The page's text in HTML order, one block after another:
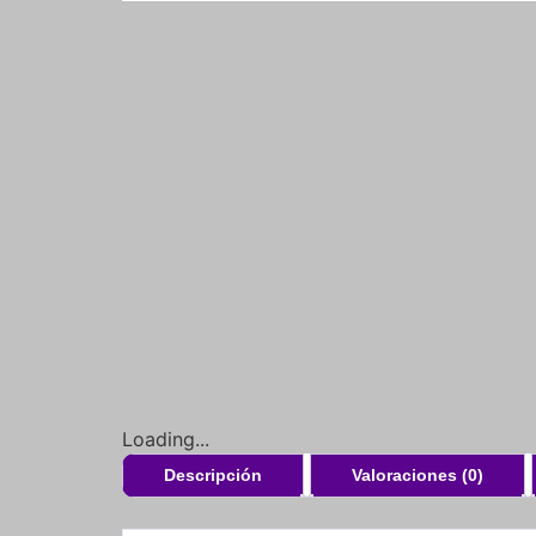
Loading...
Descripción Valoraciones (0)